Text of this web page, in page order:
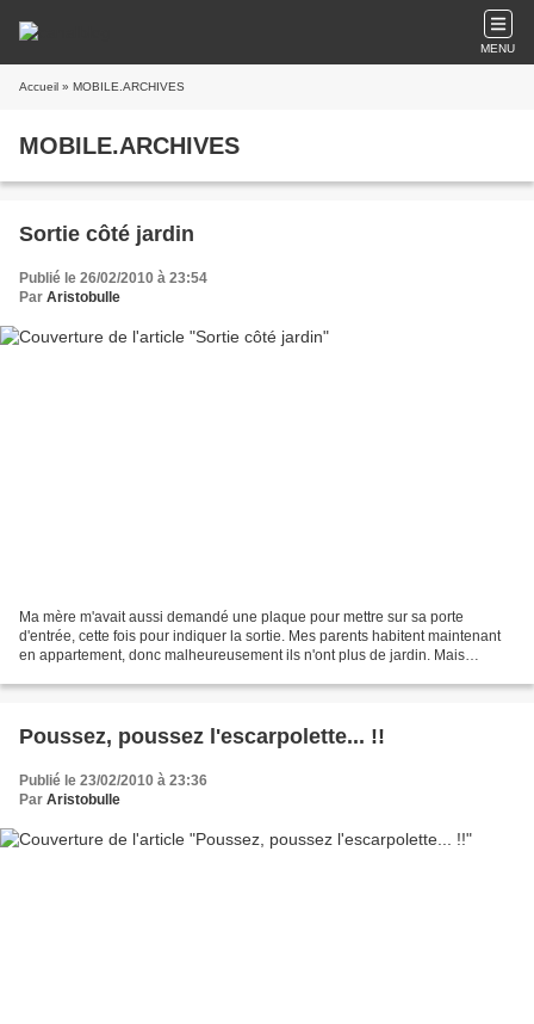
MENU
Accueil » MOBILE.ARCHIVES
MOBILE.ARCHIVES
Sortie côté jardin
Publié le 26/02/2010 à 23:54
Par Aristobulle
Ma mère m'avait aussi demandé une plaque pour mettre sur sa porte
d'entrée, cette fois pour indiquer la sortie. Mes parents habitent maintenant
en appartement, donc malheureusement ils n'ont plus de jardin. Mais
Poussez, poussez l'escarpolette... !!
Publié le 23/02/2010 à 23:36
Par Aristobulle